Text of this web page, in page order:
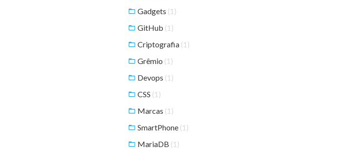
Gadgets (1)
GitHub (1)
Criptografia (1)
Grêmio (1)
Devops (1)
CSS (1)
Marcas (1)
SmartPhone (1)
MariaDB (1)